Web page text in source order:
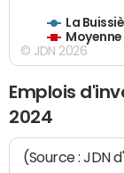
La
© JDN 2026
Emplois
2024
(Source : JDN